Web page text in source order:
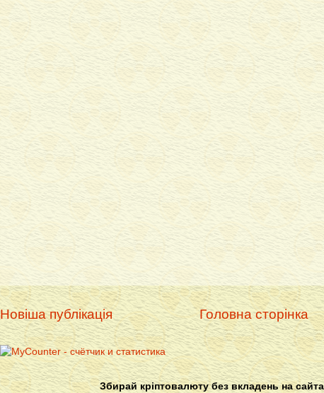
Новіша публікація Головна сторінка
Збирай кріптовалюту без вкладень на